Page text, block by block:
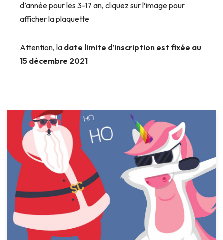
d’année pour les 3-17 an, cliquez sur l’image pour
afficher la plaquette
Attention, la date limite d’inscription est fixée au
15 décembre 2021